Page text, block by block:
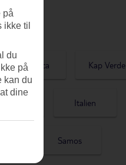
Mallorca Kap Verde
Italien
Samos
på
til
du
på
kan du
dine